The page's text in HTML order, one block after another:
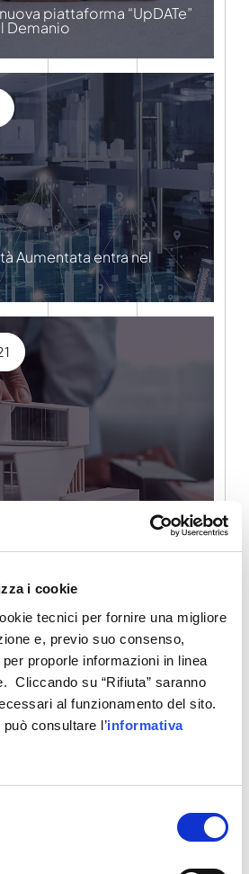
i cookie
tecnici per fornire una migliore
e, previo suo consenso,
proporle informazioni in linea
Cliccando su “Rifiuta” saranno
al funzionamento del sito.
consultare l’informativa
piattaforma “UpDATe”
Demanio
Aumentata entra nel
nella progettazione edile
– L’edilizia 4.0 tra dati e